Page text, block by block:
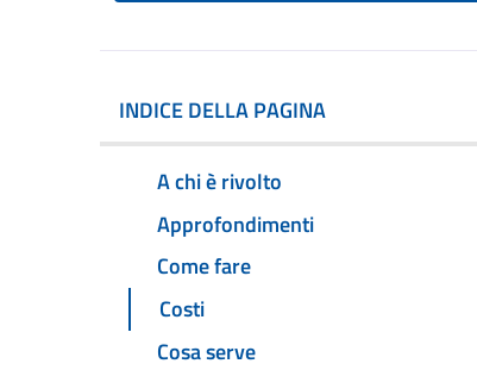
INDICE DELLA PAGINA
A chi è rivolto
Approfondimenti
Come fare
Costi
Cosa serve